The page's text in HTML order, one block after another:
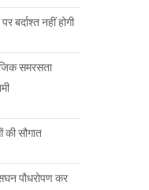
बर्दाश्त नहीं होगी
समरसता
सौगात
पौधरोपण कर